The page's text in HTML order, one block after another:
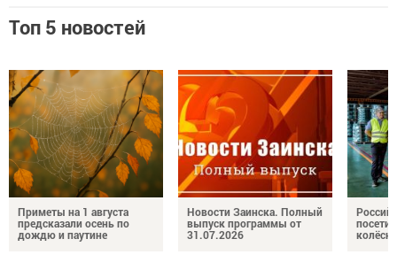
Топ 5 новостей
Приметы на 1 августа
предсказали осень по
дождю и паутине
Новости Заинска. Полный
выпуск программы от
31.07.2026